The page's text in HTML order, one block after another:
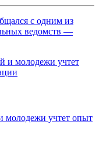
с одним из
ведомств —
молодежи учтет опыт